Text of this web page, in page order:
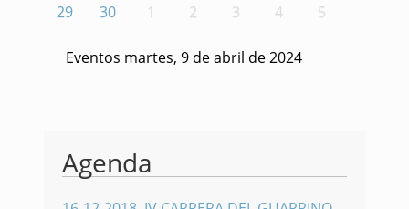
29
30 1 2 3 4 5
Eventos martes, 9 de abril de 2024
Agenda